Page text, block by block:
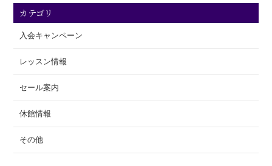
カテゴリ
入会キャンペーン
レッスン情報
セール案内
休館情報
その他